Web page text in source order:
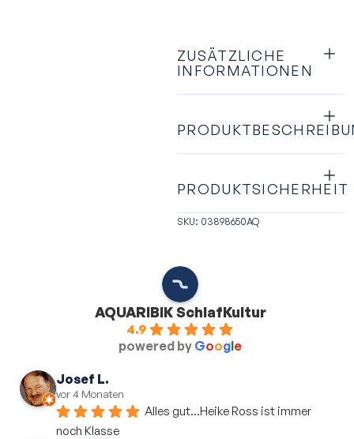
ZUSÄTZLICHE
INFORMATIONEN
PRODUKTSICHERHEIT
SKU: 03898650AQ
AQUARIBIK SchlafKultur
4.9
powered by Google
Josef L.
vor 4 Monaten
Alles gut...Heike Ross ist immer
noch Klasse